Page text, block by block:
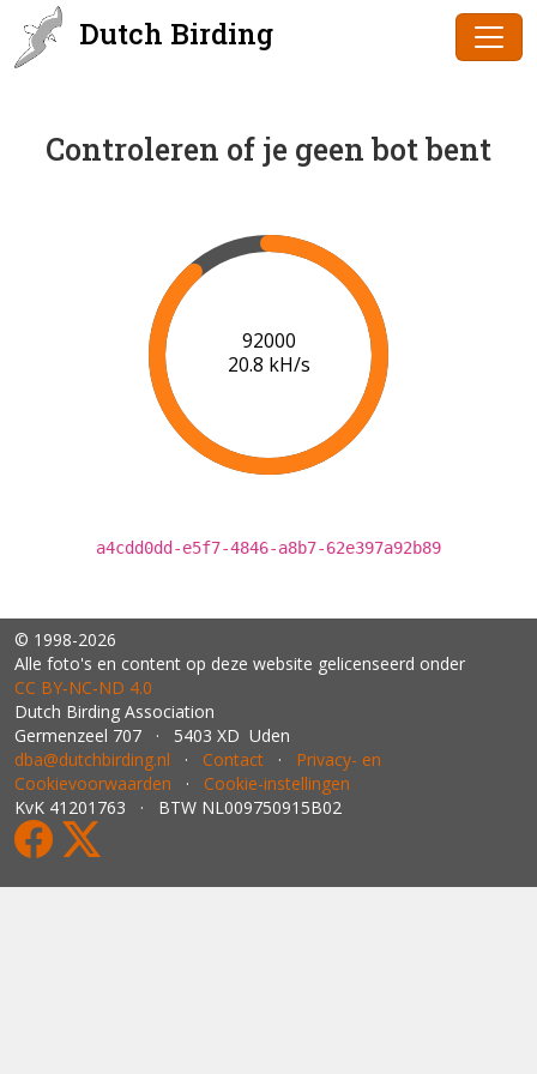
Dutch Birding
Controleren of je geen bot bent
94000
20.8 kH/s
a4cdd0dd-e5f7-4846-a8b7-62e397a92b89
© 1998-2026
Alle foto's en content op deze website gelicenseerd onder
CC BY‑NC‑ND 4.0
Dutch Birding Association
Germenzeel 707 · 5403 XD Uden
dba@dutchbirding.nl · Contact · Privacy- en
Cookievoorwaarden · Cookie-instellingen
KvK 41201763 · BTW NL009750915B02